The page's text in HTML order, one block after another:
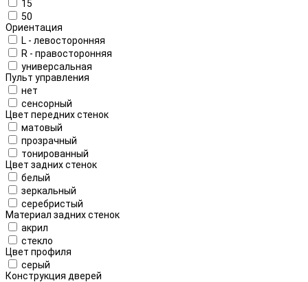
15
50
Ориентация
L - левосторонняя
R - правосторонняя
универсальная
Пульт управления
нет
сенсорный
Цвет передних стенок
матовый
прозрачный
тонированный
Цвет задних стенок
белый
зеркальный
серебристый
Материал задних стенок
акрил
стекло
Цвет профиля
серый
Конструкция дверей